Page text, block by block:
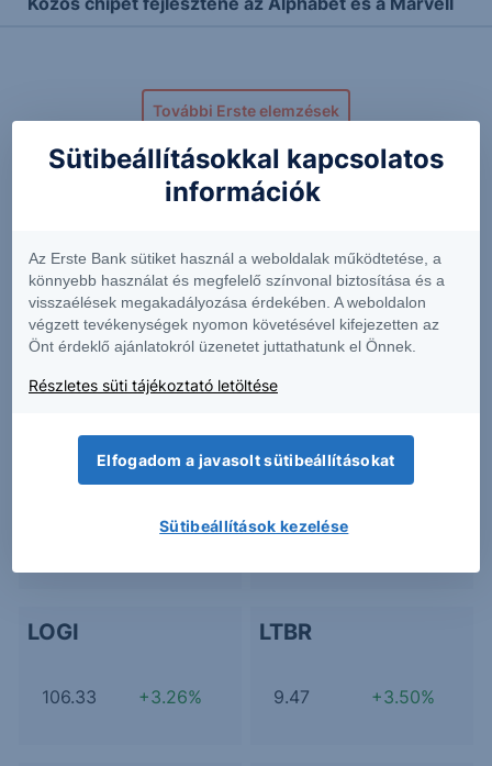
További Erste elemzések
Kapcsolódó termékek
AKBA
0.91 -4.66%
BTDR
10.88
COMM
+2.84%
EFSC
65.91
LOGI
106.33 +3.26%
LTBR
9.47 +3.50%
Sütibeállításokkal kapcsolatos
információk
Az Erste Bank sütiket használ a weboldalak működtetése, a
könnyebb használat és megfelelő színvonal biztosítása és a
visszaélések megakadályozása érdekében. A weboldalon
végzett tevékenységek nyomon követésével kifejezetten az
Önt érdeklő ajánlatokról üzenetet juttathatunk el Önnek.
Részletes süti tájékoztató letöltése
Elfogadom a javasolt sütibeállításokat
Sütibeállítások kezelése